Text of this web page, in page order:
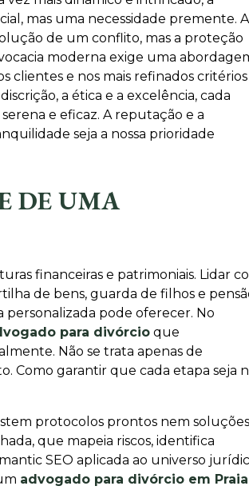
mas uma necessidade premente. A
de um conflito, mas a proteção
moderna exige uma
clientes e nos mais refinados critérios
a ética e a excelência, cada
e eficaz. A reputação e a
seja a nossa prioridade
DE UMA
financeiras e patrimoniais. Lidar
de bens, guarda de filhos e
pode oferecer. No
para divórcio que
Não se trata apenas de
Como garantir que cada etapa seja
protocolos prontos nem soluções
que mapeia riscos, identifica
SEO aplicada ao universo
advogado para divórcio em Praia